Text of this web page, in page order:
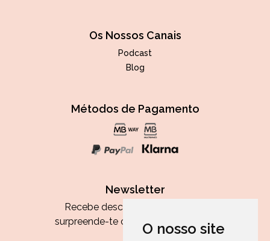
O nosso site
Os Nossos Canais
Podcast
Blog
Métodos de Pagamento
Newsletter
Recebe descontos exclusivos e
surpreende-te com as nossas dicas.